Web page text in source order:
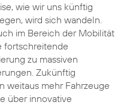
wie wir uns künftig
wird sich wandeln.
im Bereich der Mobilität
fortschreitende
zu massiven
Zukünftig
weitaus mehr Fahrzeuge
über innovative